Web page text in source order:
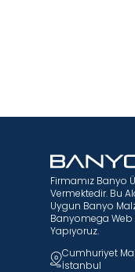
Firmamız Banyo
Vermektedir. Bu
Uygun Banyo
Banyomega Web
Yapıyoruz.
Cumhuriyet
İstanbul